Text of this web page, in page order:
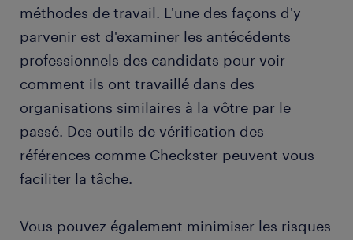
méthodes de travail. L'une des façons d'y
parvenir est d'examiner les antécédents
professionnels des candidats pour voir
comment ils ont travaillé dans des
organisations similaires à la vôtre par le
passé. Des outils de vérification des
références comme Checkster peuvent vous
faciliter la tâche.
Vous pouvez également minimiser les risques